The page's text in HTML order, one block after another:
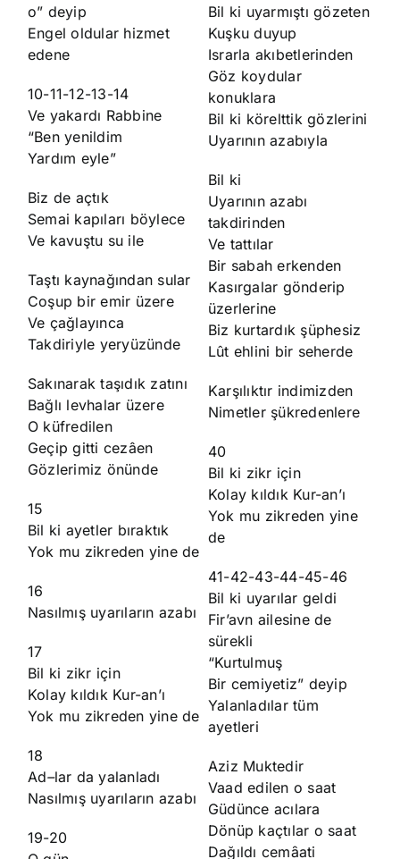
o” deyip
Engel oldular hizmet
edene
10-11-12-13-14
Ve yakardı Rabbine
“Ben yenildim
Yardım eyle”
Biz de açtık
Semai kapıları böylece
Ve kavuştu su ile
Taştı kaynağından sular
Coşup bir emir üzere
Ve çağlayınca
Takdiriyle yeryüzünde
Sakınarak taşıdık zatını
Bağlı levhalar üzere
O küfredilen
Geçip gitti cezâen
Gözlerimiz önünde
15
Bil ki ayetler bıraktık
Yok mu zikreden yine de
16
Nasılmış uyarıların azabı
17
Bil ki zikr için
Kolay kıldık Kur-an’ı
Yok mu zikreden yine de
18
Ad–lar da yalanladı
Nasılmış uyarıların azabı
19-20
Bil ki uyarmıştı gözeten
Kuşku duyup
Israrla akıbetlerinden
Göz koydular
konuklara
Bil ki körelttik gözlerini
Uyarının azabıyla
Bil ki
Uyarının azabı
takdirinden
Ve tattılar
Bir sabah erkenden
Kasırgalar gönderip
üzerlerine
Biz kurtardık şüphesiz
Lût ehlini bir seherde
Karşılıktır indimizden
Nimetler şükredenlere
40
Bil ki zikr için
Kolay kıldık Kur-an’ı
Yok mu zikreden yine
de
41-42-43-44-45-46
Bil ki uyarılar geldi
Fir’avn ailesine de
sürekli
“Kurtulmuş
Bir cemiyetiz” deyip
Yalanladılar tüm
ayetleri
Aziz Muktedir
Vaad edilen o saat
Güdünce acılara
Dönüp kaçtılar o saat
Dağıldı cemȃati